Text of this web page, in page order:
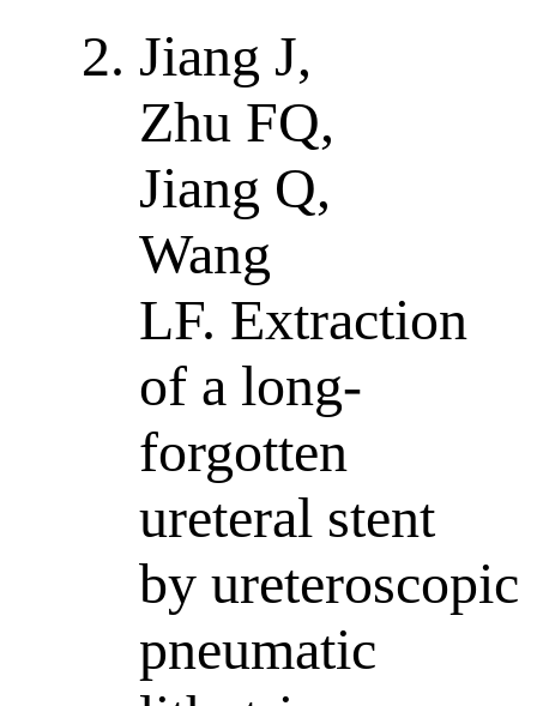
Jiang J,
Zhu FQ,
Jiang Q,
Wang
LF. Extraction
of a long-
forgotten
ureteral stent
by ureteroscopic
pneumatic